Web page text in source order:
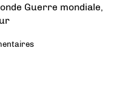
Guerre mondiale,